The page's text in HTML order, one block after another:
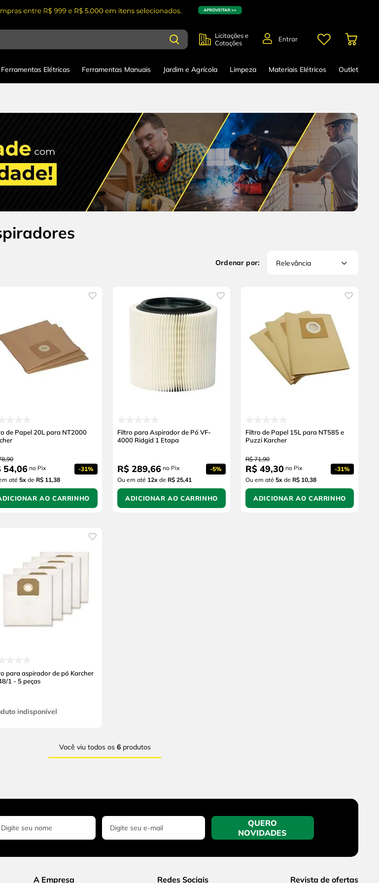
Licitações e
Cotações
Entrar
Ferramentas Elétricas Ferramentas Manuais Jardim e Agrícola Limpeza Materiais Elétricos Outlet
Relevância
de Papel 20L para NT2000
,90
54,06 no Pix -31%
até 5x de R$ 11,38
AO CARRINHO
Filtro para Aspirador de Pó VF-
4000 Ridgid 1 Etapa
R$ 289,66 no Pix -5%
Ou em até 12x de R$ 25,41
ADICIONAR AO CARRINHO
Filtro de Papel 15L para NT585 e
Puzzi Karcher
R$ 71,90
R$ 49,30 no Pix -31%
Ou em até 5x de R$ 10,38
ADICIONAR AO CARRINHO
para aspirador de pó Karcher
NT48/1 - 5 peças
indisponível
Você viu todos os 6produtos
QUERO
NOVIDADES
A Empresa Redes Sociais Revista de ofertas